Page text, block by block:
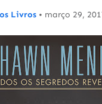
Livros • março 29,